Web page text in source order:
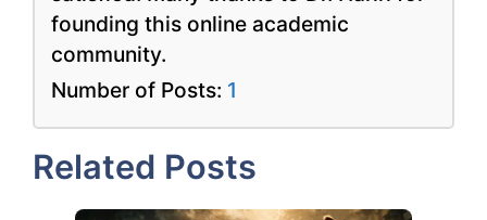
founding this online academic
community.
Number of Posts: 1
Related Posts